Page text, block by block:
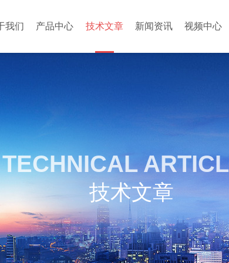
我们 产品中心 技术文章 新闻资讯 视频中心
TECHNICAL
技术文章